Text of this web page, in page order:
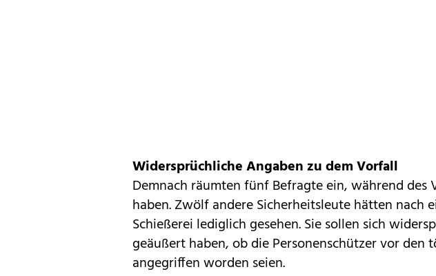
Widersprüchliche Angaben zu dem Vorfall
Demnach räumten fünf Befragte ein, während des
haben. Zwölf andere Sicherheitsleute hätten nach
Schießerei lediglich gesehen. Sie sollen sich
geäußert haben, ob die Personenschützer vor den
angegriffen worden seien.